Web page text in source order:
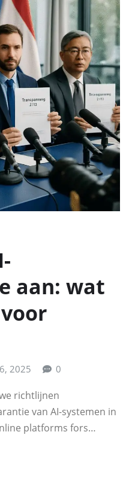
aan: wat
2025 0
richtlijnen
van AI-systemen in
platforms fors…